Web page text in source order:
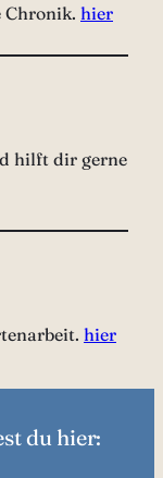
Chronik. hier
hilft dir gerne
hier
du hier: